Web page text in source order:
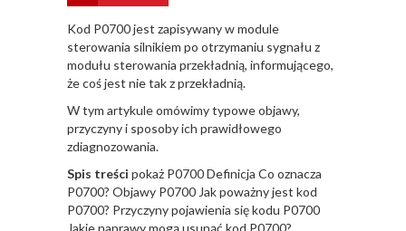
Kod P0700 jest zapisywany w module
sterowania silnikiem po otrzymaniu sygnału z
modułu sterowania przekładnią, informującego,
że coś jest nie tak z przekładnią.
W tym artykule omówimy typowe objawy,
przyczyny i sposoby ich prawidłowego
zdiagnozowania.
Spis treści pokaż P0700 Definicja Co oznacza
P0700? Objawy P0700Jak poważny jest kod
P0700? Przyczyny pojawienia się kodu P0700